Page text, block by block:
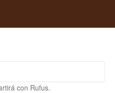
con Rufus.